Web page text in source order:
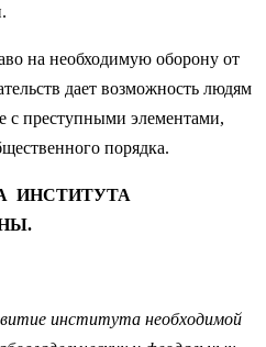
на необходимую оборону от
дает возможность людям
с преступными элементами,
порядка.
ИНСТИТУТА
института необходимой